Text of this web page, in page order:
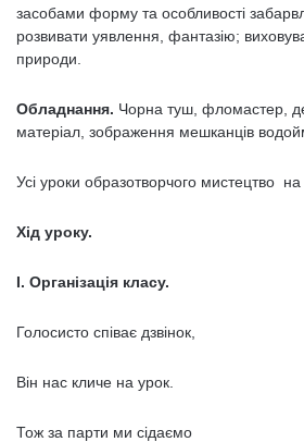
засобами форму та особливості
розвивати уявлення, фантазію;
природи.
Обладнання. Чорна туш, фломастер,
матеріал, зображення мешканців
Усі уроки образотворчого мистецтво на
Хід уроку.
І. Організація класу.
Голосисто співає дзвінок,
Він нас кличе на урок.
Тож за парти ми сідаємо